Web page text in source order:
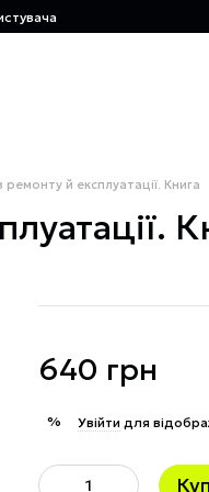
й експлуатації. Книга
640 грн
% Увійти для